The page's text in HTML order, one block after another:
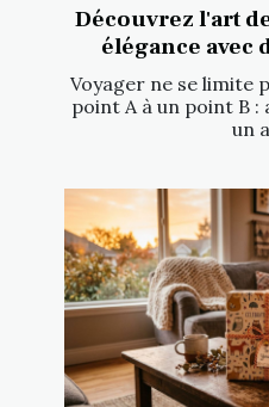
Découvrez l'art
élégance avec
Voyager ne se limite
point A à un point B :
un